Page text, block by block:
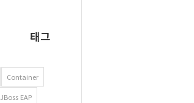
태그
Container
JBoss EAP